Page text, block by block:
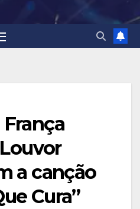
a canção
Cura”